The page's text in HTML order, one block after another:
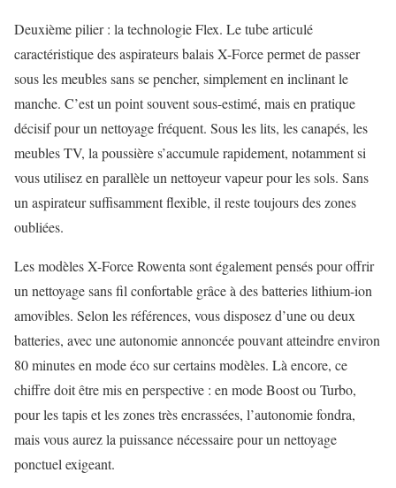
Deuxième pilier : la technologie Flex. Le tube articulé
caractéristique des aspirateurs balais X-Force permet de passer
sous les meubles sans se pencher, simplement en inclinant le
manche. C’est un point souvent sous-estimé, mais en pratique
décisif pour un nettoyage fréquent. Sous les lits, les canapés, les
meubles TV, la poussière s’accumule rapidement, notamment si
vous utilisez en parallèle un nettoyeur vapeur pour les sols. Sans
un aspirateur suffisamment flexible, il reste toujours des zones
oubliées.
Les modèles X-Force Rowenta sont également pensés pour offrir
un nettoyage sans fil confortable grâce à des batteries lithium-ion
amovibles. Selon les références, vous disposez d’une ou deux
batteries, avec une autonomie annoncée pouvant atteindre environ
80 minutes en mode éco sur certains modèles. Là encore, ce
chiffre doit être mis en perspective : en mode Boost ou Turbo,
pour les tapis et les zones très encrassées, l’autonomie fondra,
mais vous aurez la puissance nécessaire pour un nettoyage
ponctuel exigeant.